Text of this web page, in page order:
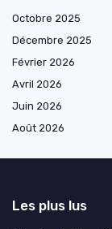
Octobre 2025
Décembre 2025
Février 2026
Avril 2026
Juin 2026
Août 2026
Les plus lus